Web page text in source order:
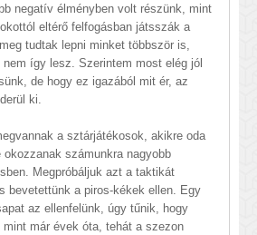
negatív élményben volt részünk, mint
eltérő felfogásban játsszák a
tudtak lepni minket többször is,
így lesz. Szerintem most elég jól
de hogy ez igazából mit ér, az
ki.
a sztárjátékosok, akikre oda
okozzanak számunkra nagyobb
Megpróbáljuk azt a taktikát
bevetettünk a piros-kékek ellen. Egy
az ellenfelünk, úgy tűnik, hogy
már évek óta, tehát a szezon